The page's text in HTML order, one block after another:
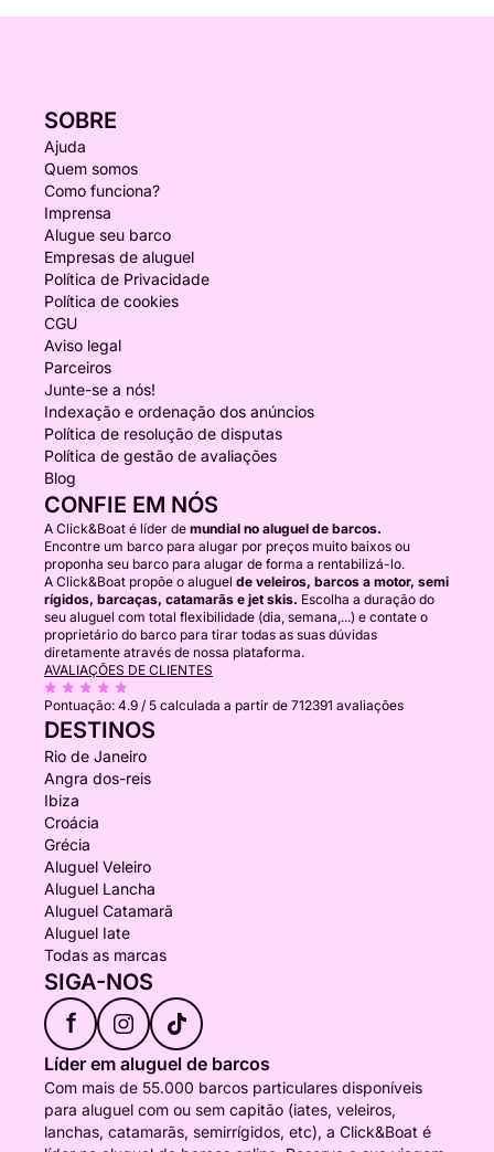
SOBRE
Ajuda
Quem somos
Como funciona?
Imprensa
Alugue seu barco
Empresas de aluguel
Política de Privacidade
Política de cookies
CGU
Aviso legal
Parceiros
Junte-se a nós!
Indexação e ordenação dos anúncios
Política de resolução de disputas
Política de gestão de avaliações
Blog
CONFIE EM NÓS
A Click&Boat é líder de mundial no aluguel de barcos.
Encontre um barco para alugar por preços muito baixos ou
proponha seu barco para alugar de forma a rentabilizá-lo.
A Click&Boat propõe o aluguel de veleiros, barcos a motor, semi
rígidos, barcaças, catamarãs e jet skis. Escolha a duração do
seu aluguel com total flexibilidade (dia, semana,...) e contate o
proprietário do barco para tirar todas as suas dúvidas
diretamente através de nossa plataforma.
AVALIAÇÕES DE CLIENTES
Pontuação: 4.9 / 5 calculada a partir de 712391 avaliações
DESTINOS
Rio de Janeiro
Angra dos-reis
Ibiza
Croácia
Grécia
Aluguel Veleiro
Aluguel Lancha
Aluguel Catamarã
Aluguel Iate
Todas as marcas
SIGA-NOS
f
Líder em aluguel de barcos
Com mais de 55.000 barcos particulares disponíveis
para aluguel com ou sem capitão (iates, veleiros,
lanchas, catamarãs, semirrígidos, etc), a Click&Boat é